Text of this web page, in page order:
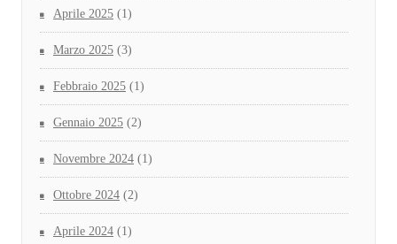
Aprile 2025 (1)
Marzo 2025 (3)
Febbraio 2025 (1)
Gennaio 2025 (2)
Novembre 2024 (1)
Ottobre 2024 (2)
Aprile 2024 (1)